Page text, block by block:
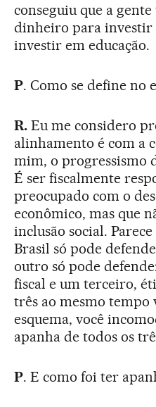
conseguiu que a
dinheiro para investir
investir em educação.
P. Como se define no
R. Eu me considero
alinhamento é com a
mim, o progressismo
É ser fiscalmente
preocupado com o
econômico, mas que
inclusão social.
Brasil só pode
outro só pode
fiscal e um terceiro,
três ao mesmo tempo
esquema, você
apanha de todos os
P. E como foi ter